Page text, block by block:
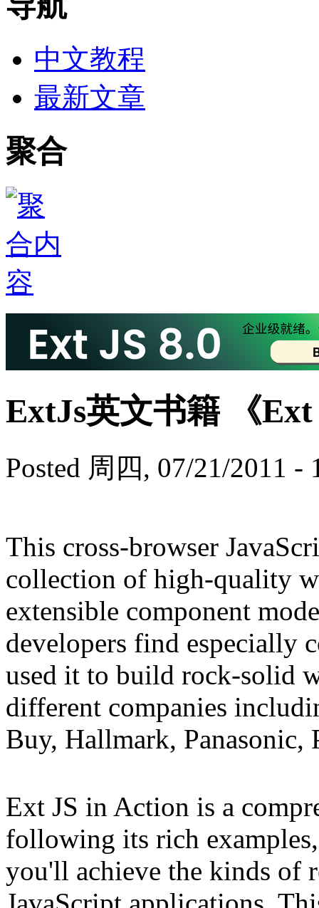
中文教程
最新文章
聚合
ExtJs英文书籍 《
Posted 周四, 07/21/2011 -
This cross-browser
collection of high-quality
extensible component
developers find especially
used it to build rock-solid
different companies
Buy, Hallmark, Panasonic,
Ext JS in Action is a
following its rich
you'll achieve the kinds of